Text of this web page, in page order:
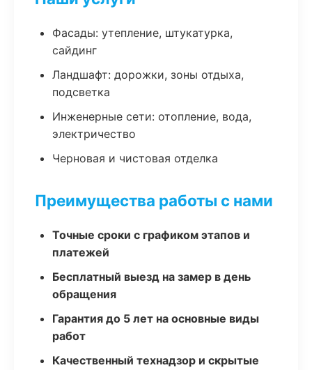
Фасады: утепление, штукатурка,
сайдинг
Ландшафт: дорожки, зоны отдыха,
подсветка
Инженерные сети: отопление, вода,
электричество
Черновая и чистовая отделка
Преимущества работы с нами
Точные сроки с графиком этапов и
платежей
Бесплатный выезд на замер в день
обращения
Гарантия до 5 лет на основные виды
работ
Качественный технадзор и скрытые